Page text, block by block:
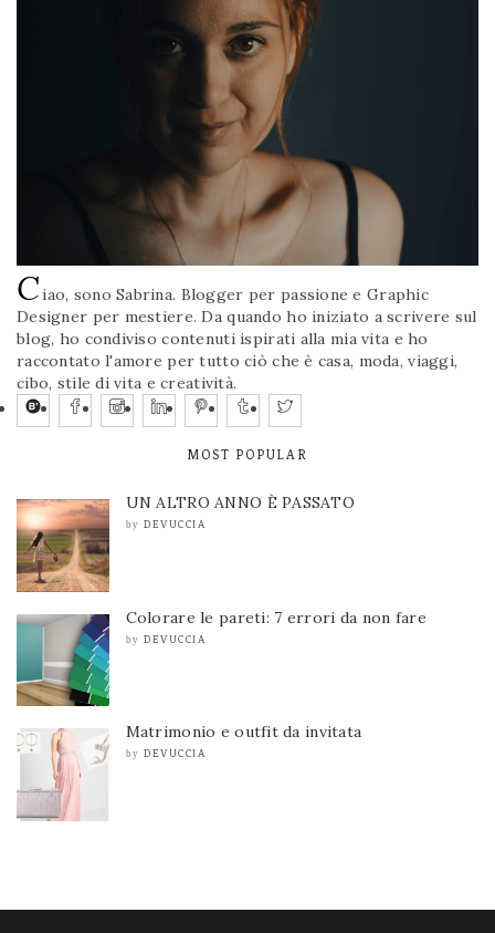
Ciao, sono Sabrina. Blogger per passione e Graphic
Designer per mestiere. Da quando ho iniziato a scrivere sul
blog, ho condiviso contenuti ispirati alla mia vita e ho
raccontato l'amore per tutto ciò che è casa, moda, viaggi,
cibo, stile di vita e creatività.
MOST POPULAR
UN ALTRO ANNO È PASSATO
by DEVUCCIA
Colorare le pareti: 7 errori da non fare
by DEVUCCIA
Matrimonio e outfit da invitata
by DEVUCCIA